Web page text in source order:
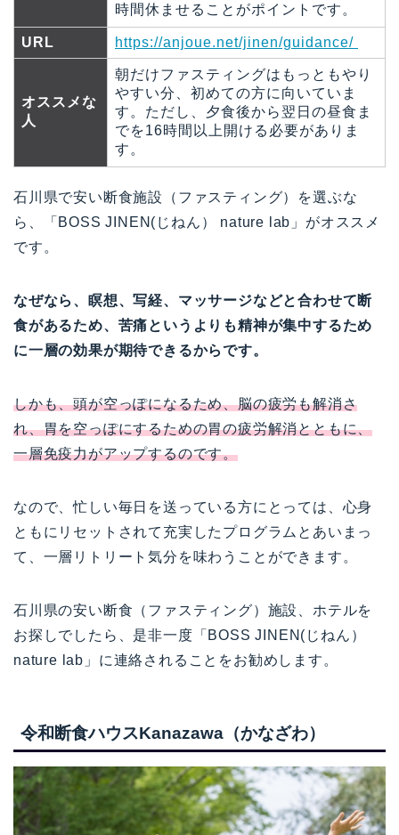
時間休ませることがポイントです。
URL https://anjoue.net/jinen/guidance/
オススメな
人
朝だけファスティングはもっともやり
やすい分、初めての方に向いていま
す。ただし、夕食後から翌日の昼食ま
でを16時間以上開ける必要がありま
す。
石川県で安い断食施設（ファスティング）を選ぶな
ら、「BOSS JINEN(じねん） nature lab」がオススメ
です。
なぜなら、瞑想、写経、マッサージなどと合わせて断
食があるため、苦痛というよりも精神が集中するため
に一層の効果が期待できるからです。
しかも、頭が空っぽになるため、脳の疲労も解消さ
れ、胃を空っぽにするための胃の疲労解消とともに、
一層免疫力がアップするのです。
なので、忙しい毎日を送っている方にとっては、心身
ともにリセットされて充実したプログラムとあいまっ
て、一層リトリート気分を味わうことができます。
石川県の安い断食（ファスティング）施設、ホテルを
お探しでしたら、是非一度「BOSS JINEN(じねん）
nature lab」に連絡されることをお勧めします。
令和断食ハウスKanazawa（かなざわ）